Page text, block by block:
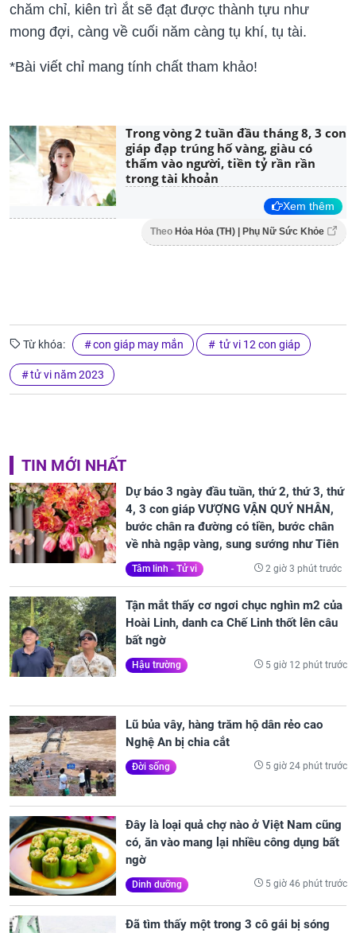
chăm chỉ, kiên trì ắt sẽ đạt được thành tựu như
mong đợi, càng về cuối năm càng tụ khí, tụ tài.
*Bài viết chỉ mang tính chất tham khảo!
Trong vòng 2 tuần đầu tháng 8, 3 con
giáp đạp trúng hố vàng, giàu có
thấm vào người, tiền tỷ rần rần
trong tài khoản
Xem thêm
Theo Hỏa Hỏa (TH) | Phụ Nữ Sức Khỏe
Từ khóa: con giáp may mắn tử vi 12 con giáp
tử vi năm 2023
TIN MỚI NHẤT
Dự báo 3 ngày đầu tuần, thứ 2, thứ 3, thứ
4, 3 con giáp VƯỢNG VẬN QUÝ NHÂN,
bước chân ra đường có tiền, bước chân
về nhà ngập vàng, sung sướng như Tiên
Tâm linh - Tử vi 2 giờ 3 phút trước
Tận mắt thấy cơ ngơi chục nghìn m2 của
Hoài Linh, danh ca Chế Linh thốt lên câu
bất ngờ
Hậu trường 5 giờ 12 phút trước
Lũ bủa vây, hàng trăm hộ dân rẻo cao
Nghệ An bị chia cắt
Đời sống 5 giờ 24 phút trước
Đây là loại quả chợ nào ở Việt Nam cũng
có, ăn vào mang lại nhiều công dụng bất
ngờ
Dinh dưỡng 5 giờ 46 phút trước
Đã tìm thấy một trong 3 cô gái bị sóng